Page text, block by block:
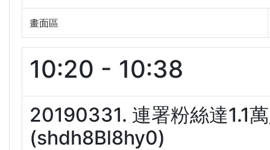
畫面區
10:20 - 10:38
20190331. 連署粉絲達1.1
(shdh8Bl8hy0)